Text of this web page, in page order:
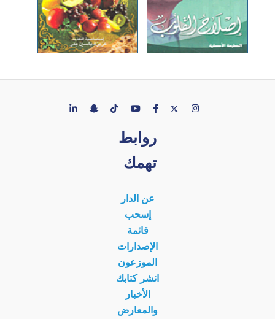
روابط
تهمك
عن الدار
إسحب
قائمة
الإصدارات
الموزعون
انشر كتابك
الأخبار
والمعارض